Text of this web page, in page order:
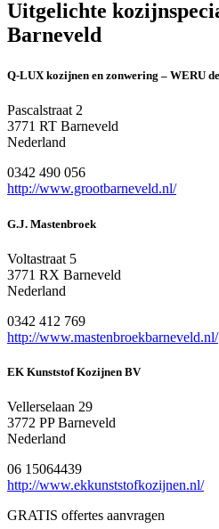
Uitgelichte
Barneveld
Q-LUX kozijnen en zonwering – WERU
Pascalstraat 2
3771 RT Barneveld
Nederland
0342 490 056
http://www.grootbarneveld.nl/
G.J. Mastenbroek
Voltastraat 5
3771 RX Barneveld
Nederland
0342 412 769
http://www.mastenbroekbarneveld.nl/
EK Kunststof Kozijnen BV
Vellerselaan 29
3772 PP Barneveld
Nederland
06 15064439
http://www.ekkunststofkozijnen.nl/
GRATIS offertes aanvragen